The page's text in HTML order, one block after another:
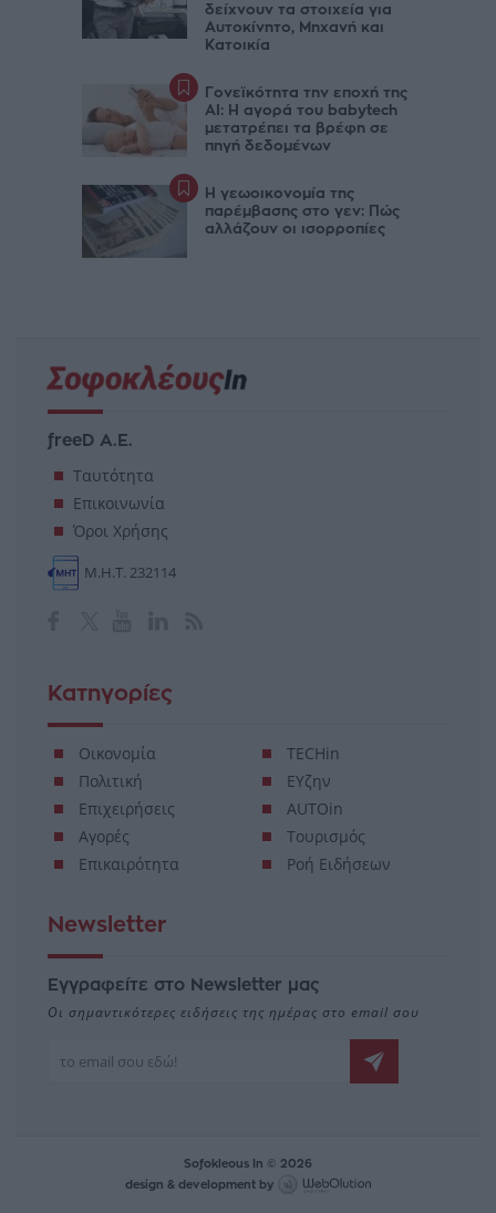
δείχνουν τα στοιχεία για
Αυτοκίνητο, Μηχανή και
Κατοικία
Γονεϊκότητα την εποχή της
AI: Η αγορά του babytech
μετατρέπει τα βρέφη σε
πηγή δεδομένων
Η γεωοικονομία της
παρέμβασης στο γεν: Πώς
αλλάζουν οι ισορροπίες
freeD Α.Ε.
Ταυτότητα
Επικοινωνία
Όροι Χρήσης
Μ.Η.Τ. 232114
Κατηγορίες
Οικονομία
Πολιτική
Επιχειρήσεις
Αγορές
Επικαιρότητα
TECHin
ΕΥζην
AUTOin
Τουρισμός
Ροή Ειδήσεων
Newsletter
Εγγραφείτε στο Newsletter μας
Οι σημαντικότερες ειδήσεις της ημέρας στο email σου
Sofokleous In © 2026
design & development by